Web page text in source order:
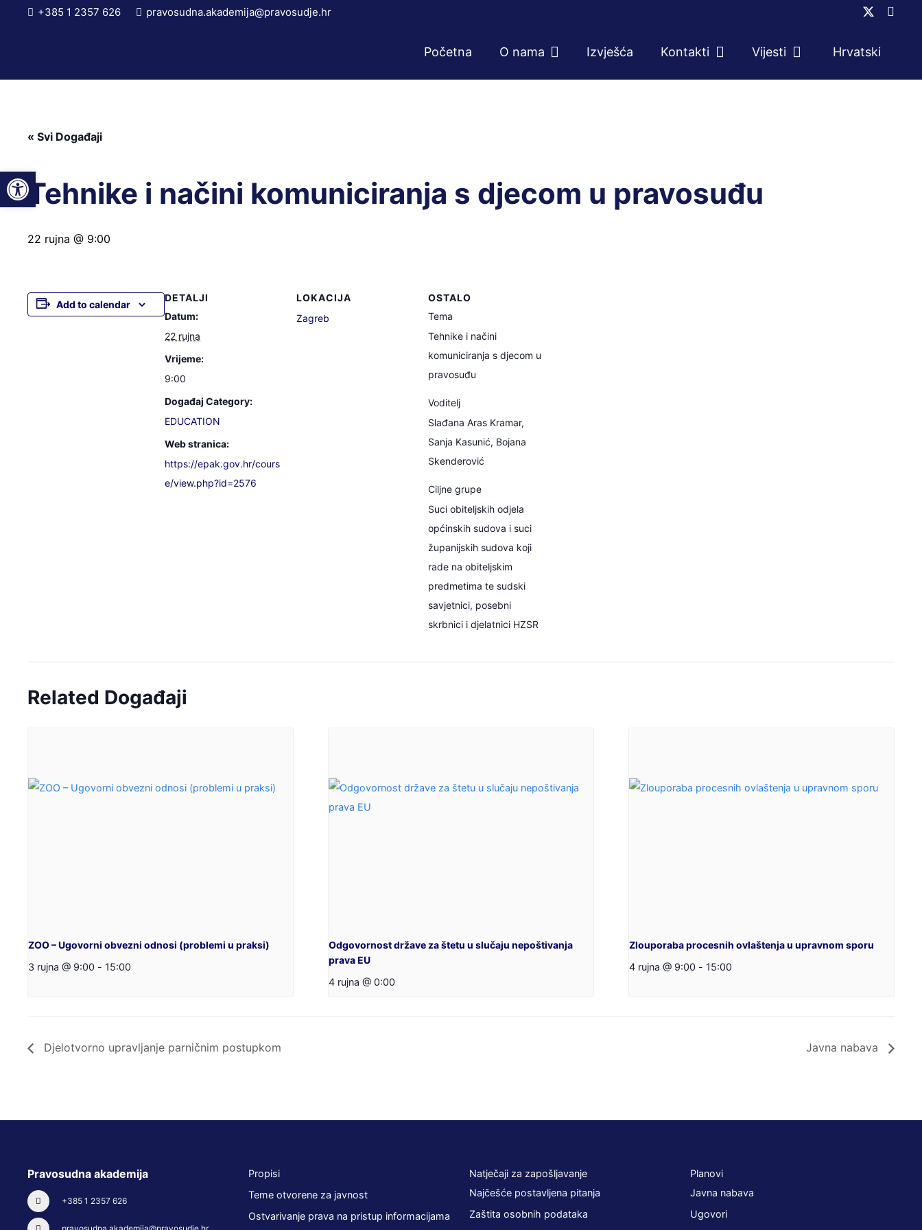
+385 1 2357 626 pravosudna.akademija@pravosudje.hr
Početna O nama Izvješća Kontakti Vijesti Hrvatski
« Svi Događaji
Tehnike i načini komuniciranja s djecom u pravosuđu
22 rujna @ 9:00
Add to calendar
DETALJI
Datum:
22 rujna
Vrijeme:
9:00
Događaj Category:
EDUCATION
Web stranica:
https://epak.gov.hr/cours
e/view.php?id=2576
LOKACIJA
Zagreb
OSTALO
Tema
Tehnike i načini
komuniciranja s djecom u
pravosuđu
Voditelj
Slađana Aras Kramar,
Sanja Kasunić, Bojana
Skenderović
Ciljne grupe
Suci obiteljskih odjela
općinskih sudova i suci
županijskih sudova koji
rade na obiteljskim
predmetima te sudski
savjetnici, posebni
skrbnici i djelatnici HZSR
Related Događaji
ZOO – Ugovorni obvezni odnosi (problemi u praksi)
3 rujna @ 9:00 - 15:00
Odgovornost države za štetu u slučaju nepoštivanja
prava EU
4 rujna @ 0:00
Zlouporaba procesnih ovlaštenja u upravnom sporu
4 rujna @ 9:00 - 15:00
Djelotvorno upravljanje parničnim postupkom Javna nabava
Pravosudna akademija
+385 1 2357 626
Propisi
Teme otvorene za javnost
Ostvarivanje prava na pristup informacijama
Natječaji za zapošljavanje
Najčešće postavljena pitanja
Zaštita osobnih podataka
Planovi
Javna nabava
Ugovori
Open toolbar